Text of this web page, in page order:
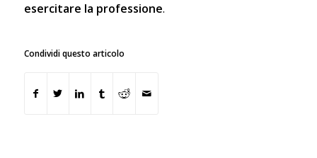
esercitare la professione.
Condividi questo articolo